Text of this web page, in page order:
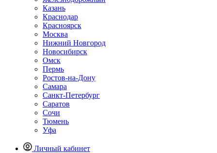
Казань
Краснодар
Красноярск
Москва
Нижний Новгород
Новосибирск
Омск
Пермь
Ростов-на-Дону
Самара
Санкт-Петербург
Саратов
Сочи
Тюмень
Уфа
Личный кабинет